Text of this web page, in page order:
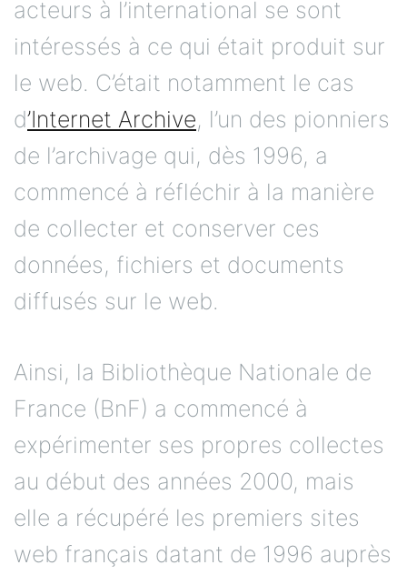
acteurs à l’international se sont
intéressés à ce qui était produit sur
le web. C’était notamment le cas
d’Internet Archive, l’un des pionniers
de l’archivage qui, dès 1996, a
commencé à réfléchir à la manière
de collecter et conserver ces
données, fichiers et documents
diffusés sur le web.
Ainsi, la Bibliothèque Nationale de
France (BnF) a commencé à
expérimenter ses propres collectes
au début des années 2000, mais
elle a récupéré les premiers sites
web français datant de 1996 auprès